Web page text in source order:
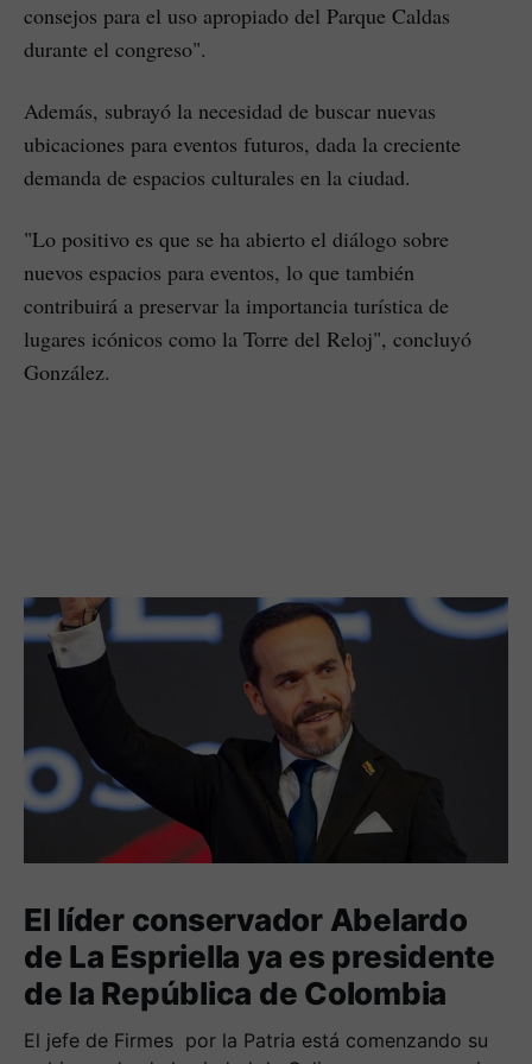
consejos para el uso apropiado del Parque Caldas
durante el congreso".
Además, subrayó la necesidad de buscar nuevas
ubicaciones para eventos futuros, dada la creciente
demanda de espacios culturales en la ciudad.
"Lo positivo es que se ha abierto el diálogo sobre
nuevos espacios para eventos, lo que también
contribuirá a preservar la importancia turística de
lugares icónicos como la Torre del Reloj", concluyó
González.
El líder conservador Abelardo
de La Espriella ya es presidente
de la República de Colombia
El jefe de Firmes por la Patria está comenzando su